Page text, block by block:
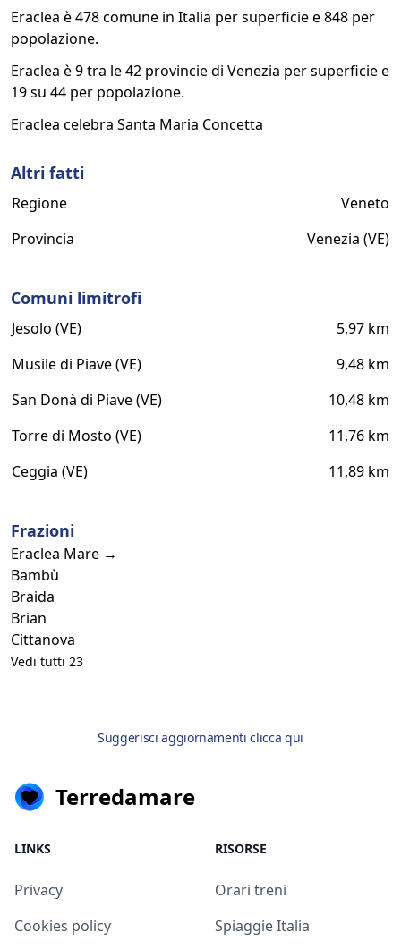
Eraclea è 478 comune in Italia per superficie e 848 per
popolazione.
Eraclea è 9 tra le 42 provincie di Venezia per superficie e
19 su 44 per popolazione.
Eraclea celebra Santa Maria Concetta
Altri fatti
Regione
Veneto
Provincia
Venezia (VE)
Comuni limitrofi
Jesolo (VE)
5,97 km
Musile di Piave (VE)
9,48 km
San Donà di Piave (VE)
10,48 km
Torre di Mosto (VE)
11,76 km
Ceggia (VE)
11,89 km
Frazioni
Eraclea Mare →
Bambù
Braida
Brian
Cittanova
Vedi tutti 23
Suggerisci aggiornamenti clicca qui
Terredamare
LINKS
Privacy
Cookies policy
RISORSE
Orari treni
Spiaggie Italia